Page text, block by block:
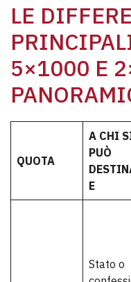
LE
5×1000 E
QUOTA
A CHI
PUÒ
E
Stato o